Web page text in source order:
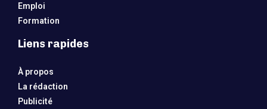
Emploi
Formation
Liens rapides
À propos
La rédaction
Publicité